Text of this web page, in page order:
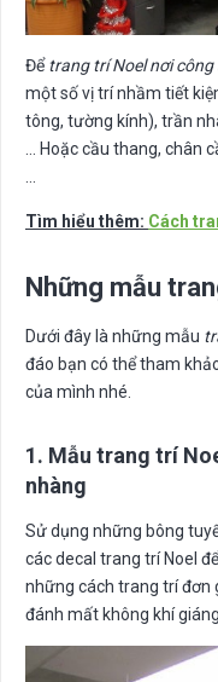
Đểtrang trí Noel nơi công
một số vị trí nhầm tiết
tông, tường kính), trần
… Hoặc cầu thang, chân
Tìm hiểu thêm: Cách
Những mẫu
Dưới đây là những mẫu
đáo bạn có thể tham
của mình nhé.
1. Mẫu trang trí
nhàng
Sử dụng những bông
các decal trang trí Noel
những cách trang trí đơn
đánh mất không khí